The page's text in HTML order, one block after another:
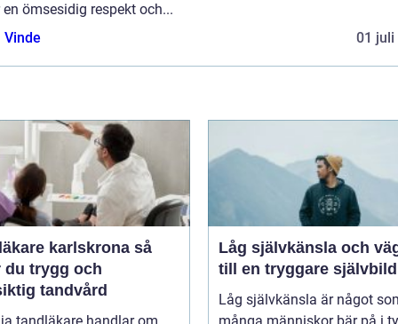
en ömsesidig respekt och...
Vinde
01 juli
karlskrona så
du trygg och
tandvård
Låg självkänsla och
till en tryggare självbild
Låg självkänsla är något